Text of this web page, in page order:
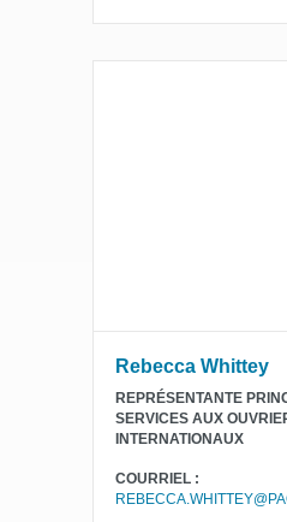
Rebecca Whittey
REPRÉSENTANTE
SERVICES AUX
INTERNATIONAUX
COURRIEL :